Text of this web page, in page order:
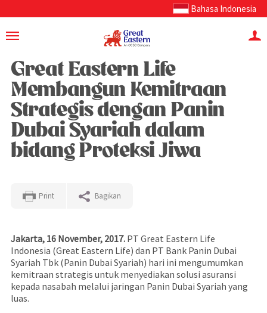
Bahasa Indonesia
Great Eastern Life
Membangun Kemitraan
Strategis dengan Panin
Dubai Syariah dalam
bidang Proteksi Jiwa
Print Bagikan
Jakarta, 16 November, 2017.PT Great Eastern Life
Indonesia (Great Eastern Life) dan PT Bank Panin Dubai
Syariah Tbk (Panin Dubai Syariah) hari ini mengumumkan
kemitraan strategis untuk menyediakan solusi asuransi
kepada nasabah melalui jaringan Panin Dubai Syariah yang
luas.